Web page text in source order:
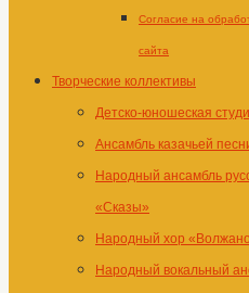
Согласие на
сайта
Творческие коллективы
Детско-юношеская
Ансамбль казачьей
Народный ансамбль
«Сказы»
Народный хор
Народный вокальный